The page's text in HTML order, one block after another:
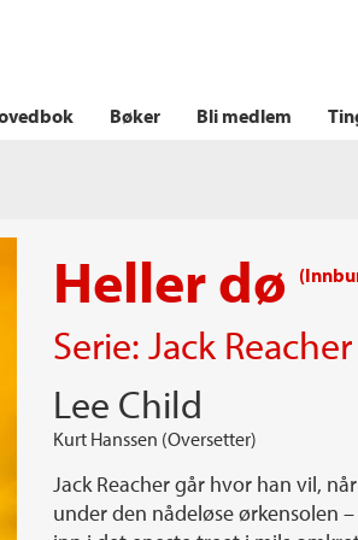
Bøker Bli medlem
Heller dø
Serie: Jack Reacher
Lee Child
Kurt Hanssen (Oversetter)
Jack Reacher går hvor han vil,
under den nådeløse ørkensolen